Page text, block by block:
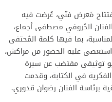
مَعرض فنّي، عُرضت فيه
الحُروفي مصطفى أجماع،
بما فيها كلمة المُحتفى
استعصى عليه الحضور من مراكش،
توثيقي مقتضب عن سيرة
في الكتابة، وقدمت
برئاسة الفنان رضوان قدوري.